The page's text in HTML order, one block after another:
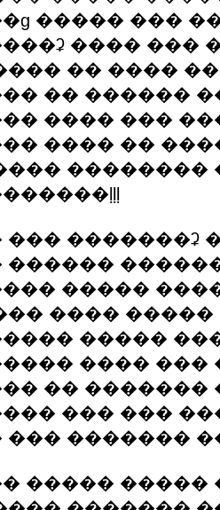
����� ���
���� ���
�� ����
�� ������
���� ���
���� ��
��������
��� �������ʡ
������
�����
����
�����
���� ���
�� �������
��� ���
��� �������
����� �����